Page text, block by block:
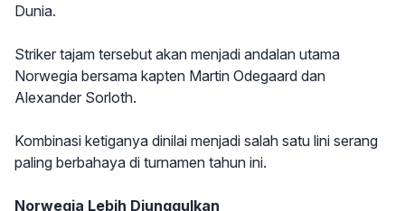
Dunia.
Striker tajam tersebut akan menjadi andalan utama
Norwegia bersama kapten Martin Odegaard dan
Alexander Sorloth.
Kombinasi ketiganya dinilai menjadi salah satu lini serang
paling berbahaya di turnamen tahun ini.
Norwegia Lebih Diunggulkan